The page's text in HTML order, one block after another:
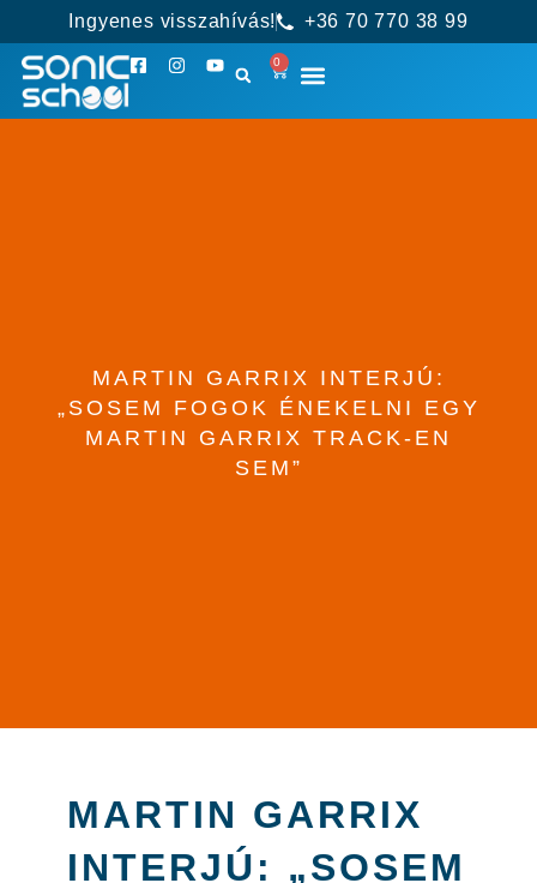
Ingyenes visszahívás! +36 70 770 38 99
0
MARTIN GARRIX INTERJÚ:
„SOSEM FOGOK ÉNEKELNI EGY
MARTIN GARRIX TRACK-EN
SEM”
MARTIN GARRIX
INTERJÚ: „SOSEM